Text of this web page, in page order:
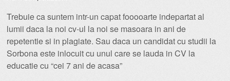
Trebuie ca suntem intr-un capat fooooarte indepartat al
lumii daca la noi cv-ul la noi se masoara in ani de
repetentie si in plagiate. Sau daca un candidat cu studii la
Sorbona este inlocuit cu unul care se lauda in CV la
educatie cu “cei 7 ani de acasa”